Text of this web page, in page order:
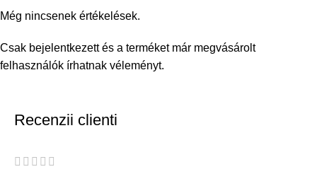
Még nincsenek értékelések.
Csak bejelentkezett és a terméket már megvásárolt
felhasználók írhatnak véleményt.
Recenzii clienti